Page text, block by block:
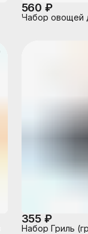
560 ₽
Набор овощей
355 ₽
Набор Гриль